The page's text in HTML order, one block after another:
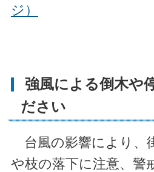
ジ）
強風による倒木や
ださい
台風の影響により、
や枝の落下に注意、警